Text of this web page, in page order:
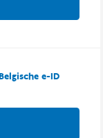
e-ID